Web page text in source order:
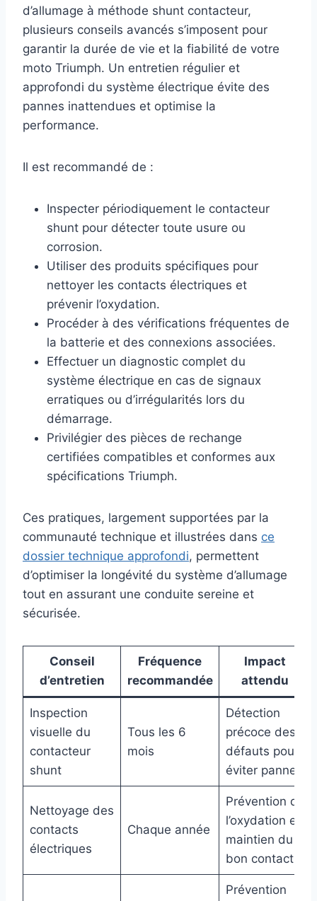
d’allumage à méthode shunt contacteur,
plusieurs conseils avancés s’imposent pour
garantir la durée de vie et la fiabilité de votre
moto Triumph. Un entretien régulier et
approfondi du système électrique évite des
pannes inattendues et optimise la
performance.
Il est recommandé de :
Inspecter périodiquement le contacteur
shunt pour détecter toute usure ou
corrosion.
Utiliser des produits spécifiques pour
nettoyer les contacts électriques et
prévenir l’oxydation.
Procéder à des vérifications fréquentes de
la batterie et des connexions associées.
Effectuer un diagnostic complet du
système électrique en cas de signaux
erratiques ou d’irrégularités lors du
démarrage.
Privilégier des pièces de rechange
certifiées compatibles et conformes aux
spécifications Triumph.
Ces pratiques, largement supportées par la
communauté technique et illustrées dans ce
dossier technique approfondi, permettent
d’optimiser la longévité du système d’allumage
tout en assurant une conduite sereine et
sécurisée.
Conseil
d’entretien
Fréquence
recommandée
Impact
attendu
Inspection
visuelle du
contacteur
shunt
Tous les 6
mois
Détection
précoce des
défauts pour
éviter pannes
Nettoyage des
contacts
électriques
Chaque année
Prévention de
l’oxydation et
maintien du
bon contact
Prévention